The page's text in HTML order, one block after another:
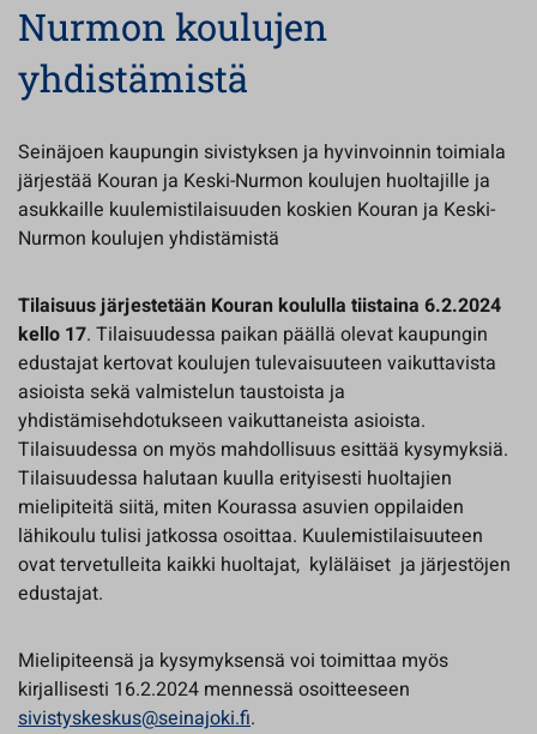
Nurmon koulujen
yhdistämistä
Seinäjoen kaupungin sivistyksen ja hyvinvoinnin toimiala
järjestää Kouran ja Keski-Nurmon koulujen huoltajille ja
asukkaille kuulemistilaisuuden koskien Kouran ja Keski-
Nurmon koulujen yhdistämistä
Tilaisuus järjestetään Kouran koululla tiistaina 6.2.2024
kello 17. Tilaisuudessa paikan päällä olevat kaupungin
edustajat kertovat koulujen tulevaisuuteen vaikuttavista
asioista sekä valmistelun taustoista ja
yhdistämisehdotukseen vaikuttaneista asioista.
Tilaisuudessa on myös mahdollisuus esittää kysymyksiä.
Tilaisuudessa halutaan kuulla erityisesti huoltajien
mielipiteitä siitä, miten Kourassa asuvien oppilaiden
lähikoulu tulisi jatkossa osoittaa. Kuulemistilaisuuteen
ovat tervetulleita kaikki huoltajat, kyläläiset ja järjestöjen
edustajat.
Mielipiteensä ja kysymyksensä voi toimittaa myös
kirjallisesti 16.2.2024 mennessä osoitteeseen
sivistyskeskus@seinajoki.fi.